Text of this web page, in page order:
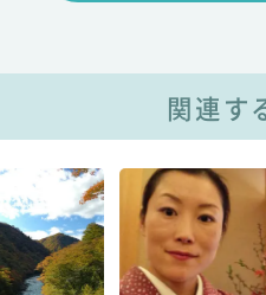
関連す